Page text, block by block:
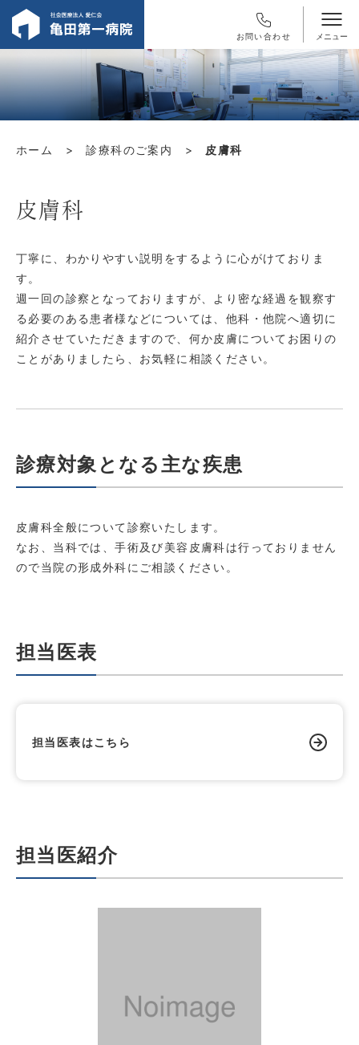
お問い合わせ
ホーム > 診療科のご案内 > 皮膚科
皮膚科
丁寧に、わかりやすい説明をするように心がけておりま
す。
週一回の診察となっておりますが、より密な経過を観察す
る必要のある患者様などについては、他科・他院へ適切に
紹介させていただきますので、何か皮膚についてお困りの
ことがありましたら、お気軽に相談ください。
診療対象となる主な疾患
皮膚科全般について診察いたします。
なお、当科では、手術及び美容皮膚科は行っておりません
ので当院の形成外科にご相談ください。
担当医表
担当医表はこちら
担当医紹介